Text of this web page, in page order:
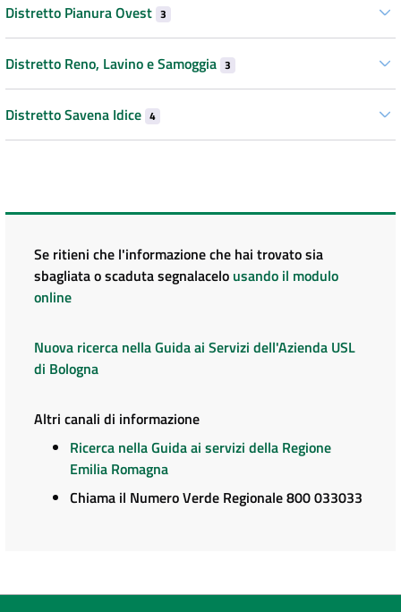
Distretto Pianura Ovest 3
Distretto Reno, Lavino e Samoggia 3
Distretto Savena Idice 4
Se ritieni che l'informazione che hai trovato sia
sbagliata o scaduta segnalacelo usando il modulo
online
Nuova ricerca nella Guida ai Servizi dell'Azienda USL
di Bologna
Altri canali di informazione
Ricerca nella Guida ai servizi della Regione
Emilia Romagna
Chiama il Numero Verde Regionale 800 033033